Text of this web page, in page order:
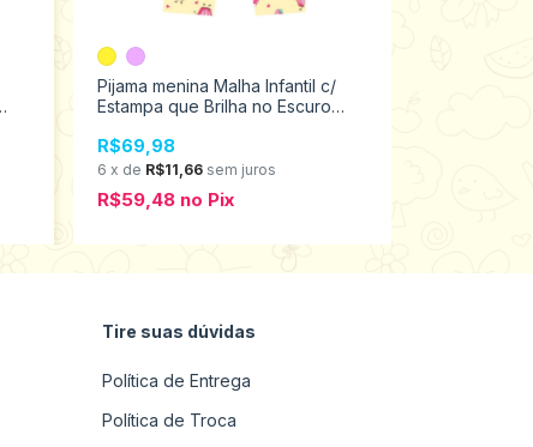
Pijama menina Malha Infantil c/
Estampa que Brilha no Escuro
R$69,98
6 x de R$11,66 sem juros
R$59,48 no Pix
Tire suas dúvidas
Política de Entrega
Política de Troca